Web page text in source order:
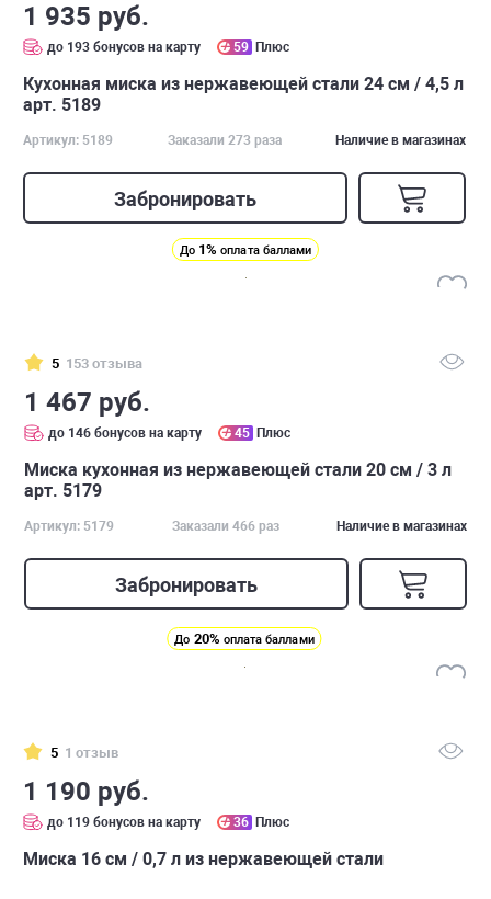
1 935 руб.
до 193 бонусов на карту 59 Плюс
Кухонная миска из нержавеющей стали 24 см / 4,5 л
арт. 5189
Артикул: 5189 Заказали 273 раза Наличие в магазинах
Забронировать
До 1% оплата баллами
5 153 отзыва
1 467 руб.
до 146 бонусов на карту 45 Плюс
Миска кухонная из нержавеющей стали 20 см / 3 л
арт. 5179
Артикул: 5179 Заказали 466 раз Наличие в магазинах
Забронировать
До 20% оплата баллами
5 1 отзыв
1 190 руб.
до 119 бонусов на карту 36 Плюс
Миска 16 см / 0,7 л из нержавеющей стали